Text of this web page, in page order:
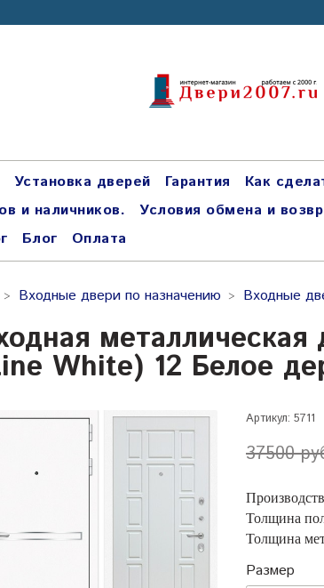
Установка дверей Гарантия Как
и наличников. Условия обмена и
Блог Оплата
Входные двери по назначению Входные
White) 12 Белое
Артикул: 5711
37500
Толщина
Толщина
Размер